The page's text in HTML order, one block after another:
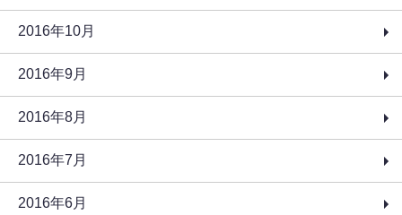
2016年10月
2016年9月
2016年8月
2016年7月
2016年6月